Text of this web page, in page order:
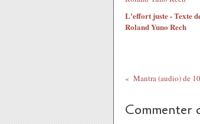
L'effort juste - Texte
Roland Yuno Rech
Commenter